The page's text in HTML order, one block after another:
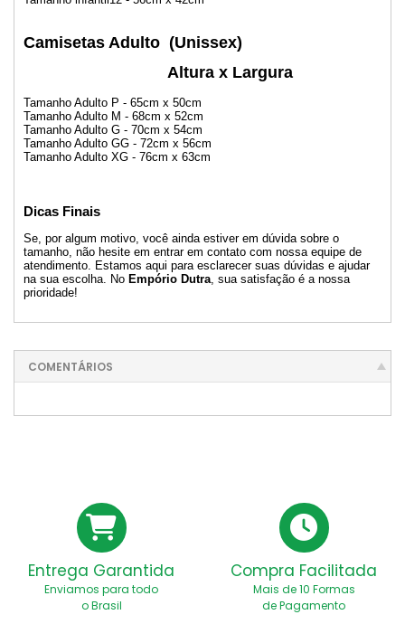
Camisetas Adulto (Unissex)
Altura x Largura
Tamanho Adulto P - 65cm x 50cm
Tamanho Adulto M - 68cm x 52cm
Tamanho Adulto G - 70cm x 54cm
Tamanho Adulto GG - 72cm x 56cm
Tamanho Adulto XG - 76cm x 63cm
Dicas Finais
Se, por algum motivo, você ainda estiver em dúvida sobre o
tamanho, não hesite em entrar em contato com nossa equipe de
atendimento. Estamos aqui para esclarecer suas dúvidas e ajudar
na sua escolha. No Empório Dutra, sua satisfação é a nossa
prioridade!
COMENTÁRIOS
Entrega Garantida
Enviamos para todo
o Brasil
Compra Facilitada
Mais de 10 Formas
de Pagamento